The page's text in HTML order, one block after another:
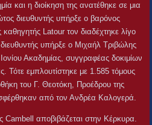
και η διοίκηση της ανατέθηκε σε μια
διευθυντής υπήρξε ο βαρόνος
Latour τον διαδέχτηκε λίγο
υπήρξε ο Μιχαήλ Τριβώλης
Ακαδημίας, συγγραφέας δοκιμίων
εμπλουτίστηκε με 1.585 τόμους
του Γ. Θεοτόκη, Προέδρου της
από τον Ανδρέα Καλογερά.
Cambell αποβιβάζεται στην Κέρκυρα.